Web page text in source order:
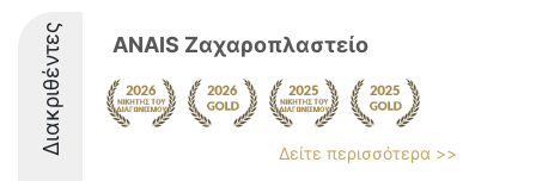
Διακριθέντες ANAIS Ζαχαροπλαστείο
Δείτε περισσότερα >>